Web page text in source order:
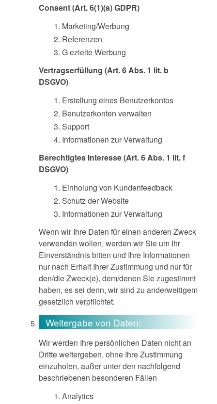
Consent (Art. 6(1)(a) GDPR)
Marketing/Werbung
Referenzen
G ezielte Werbung
Vertragserfüllung (Art. 6 Abs. 1 lit. b
DSGVO)
Erstellung eines Benutzerkontos
Benutzerkonten verwalten
Support
Informationen zur Verwaltung
Berechtigtes Interesse (Art. 6 Abs. 1 lit. f
DSGVO)
Einholung von Kundenfeedback
Schutz der Website
Informationen zur Verwaltung
Wenn wir Ihre Daten für einen anderen Zweck
verwenden wollen, werden wir Sie um Ihr
Einverständnis bitten und Ihre Informationen
nur nach Erhalt Ihrer Zustimmung und nur für
den/die Zweck(e), dem/denen Sie zugestimmt
haben, es sei denn, wir sind zu anderweitigem
gesetzlich verpflichtet.
Weitergabe von Daten:
Wir werden Ihre persönlichen Daten nicht an
Dritte weitergeben, ohne Ihre Zustimmung
einzuholen, außer unter den nachfolgend
beschriebenen besonderen Fällen
Analytics